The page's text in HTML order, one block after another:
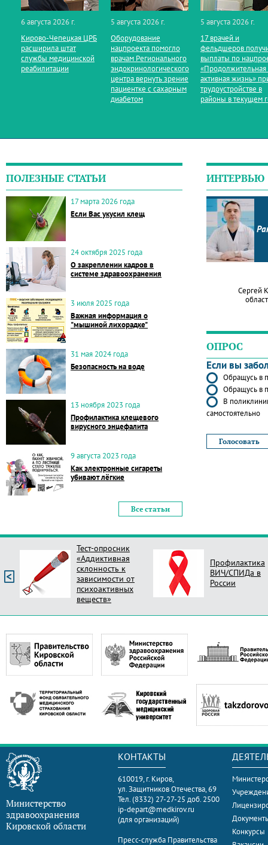
6 августа 2026 г.
Кирово‑Чепецкая ЦРБ
расширила штат
службы медицинской
реабилитации
5 августа 2026 г.
Оборудование
нацпроекта помогло
врачам Регионального
эндокринологического
центра вернуть зрение
пациентке с сахарным
диабетом
5 августа 2026 г.
17 врачей и
фельдшеров
выплаты по
«Продолжительная
активная жизнь»
трудоустройстве в
районы в текущем
ПОЛЕЗНЫЕ СТАТЬИ
17 марта 2026 года
Если Вас укусил клещ
24 октября 2025 года
О закреплении кадров в
системе здравоохранения
3 июля 2025 года
Важная информация о
"мышиной лихорадке"
31 мая 2024 года
Безопасность на воде
13 ноября 2023 года
Профилактика клещевого
вирусного энцефалита
9 августа 2023 года
Как электронные сигареты
убивают лёгкие
Все статьи
ИНТЕРВЬЮ
Сергей
ОПРОС
Если вы
Обращусь в
Обращусь в
В
самостоятельно
Тест-опросник
«Аддиктивная
склонность к
зависимости от
психоактивных
веществ»
Профилактика
ВИЧ/СПИДа в
России
Министерство
здравоохранения
Кировской области
КОНТАКТЫ
610019, г. Киров,
ул. Защитников Отечества, 69
Тел. (8332) 27-27-25 доб. 2500
ip-depart@medkirov.ru
(для организаций)
Пресс-служба Правительства
Конкурсы